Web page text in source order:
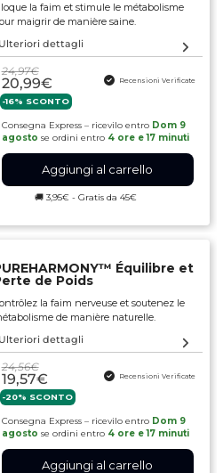
la faim et stimule le métabolisme
maigrir de manière saine.
Ulteriori dettagli
20,99€
24,97€
-16% SCONTO
Recensioni Verificate
Consegna Express – ricevilo entro Dom 9
agosto se ordini entro 4 ore e 17 minuti
Aggiungi al carrello
🚚 3,95€ - Gratis da 45€
Équilibre et
de Poids
la faim nerveuse et soutenez le
de manière naturelle.
Ulteriori dettagli
19,57€
24,56€
-20% SCONTO
Recensioni Verificate
Consegna Express – ricevilo entro Dom 9
agosto se ordini entro 4 ore e 17 minuti
Aggiungi al carrello